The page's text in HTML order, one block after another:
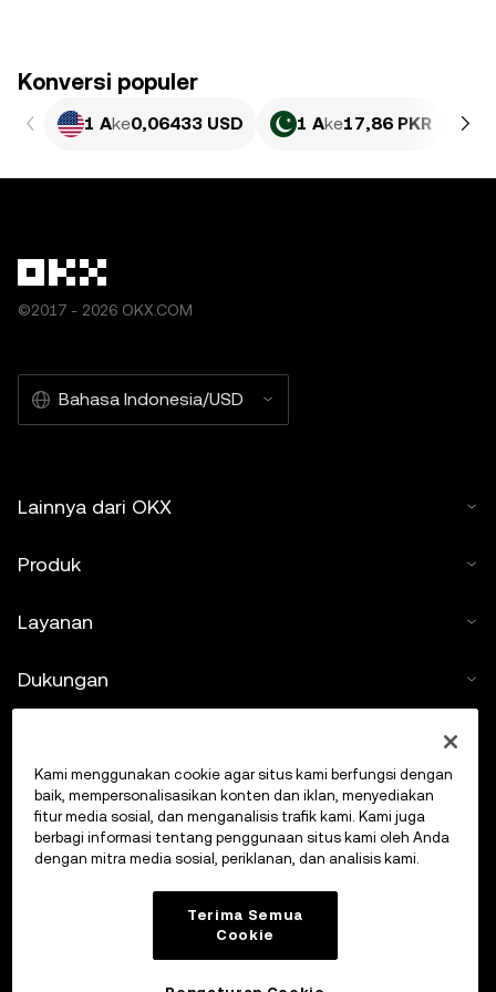
Konversi populer
1 Ake0,06433 USD 1 Ake17,86 PKR
©2017 - 2026 OKX.COM
Bahasa Indonesia/USD
Lainnya dari OKX
Produk
Layanan
Dukungan
Kalkulator kripto
Lakukan Trading
Kami menggunakan cookie agar situs kami berfungsi dengan
baik, mempersonalisasikan konten dan iklan, menyediakan
fitur media sosial, dan menganalisis trafik kami. Kami juga
berbagi informasi tentang penggunaan situs kami oleh Anda
dengan mitra media sosial, periklanan, dan analisis kami.
Terima Semua
Cookie